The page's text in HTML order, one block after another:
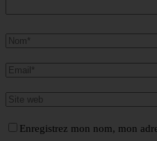
Enregistrez mon nom, mon